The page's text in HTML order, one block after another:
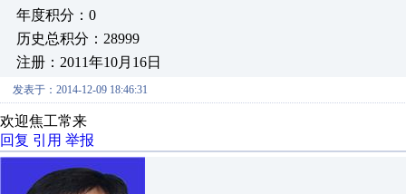
年度积分：0
历史总积分：28999
注册：2011年10月16日
发表于：2014-12-09 18:46:31
欢迎焦工常来
回复 引用 举报